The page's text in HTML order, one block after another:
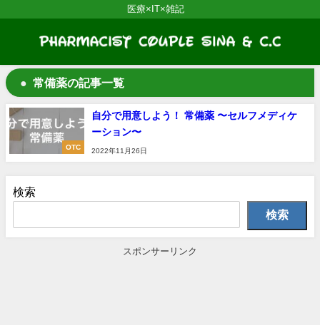
医療×IT×雑記
常備薬の記事一覧
OTC
自分で用意しよう！ 常備薬 〜セルフメディケ
ーション〜
2022年11月26日
検索
検索
スポンサーリンク